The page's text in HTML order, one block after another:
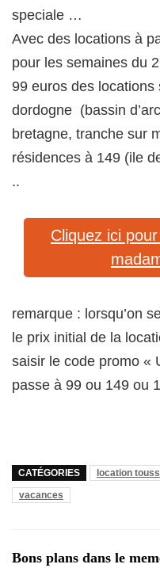
speciale …
Avec des locations à
pour les semaines du
99 euros des locations
dordogne (bassin
bretagne, tranche sur
résidences à 149 (ile
..
Cliquez ici
remarque : lorsqu’on
le prix initial de la
saisir le code promo «
passe à 99 ou 149 ou
CATÉGORIES location
vacances
Bons plans dans le